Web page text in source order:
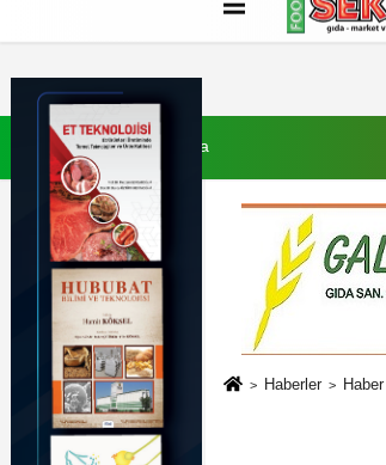
İletişim
7 Ağustos 2026, Cuma
Haberler Haber